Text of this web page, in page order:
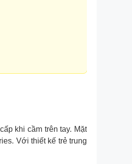
khi cầm trên tay. Mặt
Với thiết kế trẻ trung